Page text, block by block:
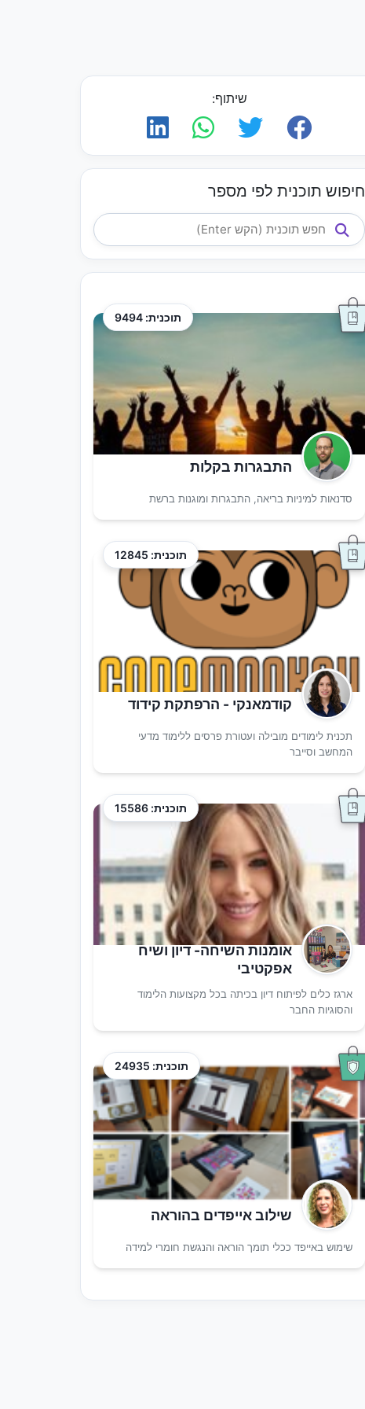
שיתוף:
חיפוש תוכנית לפי מספר
תוכנית: 9494
התבגרות בקלות
סדנאות למיניות בריאה, התבגרות ומוגנות ברשת
תוכנית: 12845
קודמאנקי - הרפתקת קידוד
תכנית לימודים מובילה ועטורת פרסים ללימוד מדעי
המחשב וסייבר
תוכנית: 15586
אומנות השיחה- דיון ושיח
אפקטיבי
ארגז כלים לפיתוח דיון בכיתה בכל מקצועות הלימוד
והסוגיות החבר
תוכנית: 24935
שילוב אייפדים בהוראה
שימוש באייפד ככלי תומך הוראה והנגשת חומרי למידה